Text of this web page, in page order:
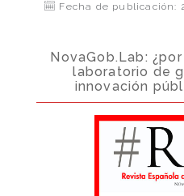
Fecha de publicación:
NovaGob.Lab:
laboratorio de
innovación